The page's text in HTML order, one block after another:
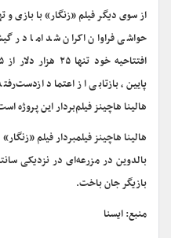
از سوی دیگر فیلم «زنگار» با بازی
حواشی فراوان اکران شد اما در
پایین، بازتابی از اعتماد
هالینا هاچینز فیلم‌بردار این پروژه
هالینا هاچینز فیلمبردار فیلم
بازیگر جان باخت.
منبع: ایسنا